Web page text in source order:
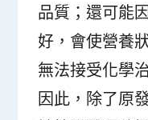
品質；還可能
好，會使營養
無法接受化學
因此，除了原